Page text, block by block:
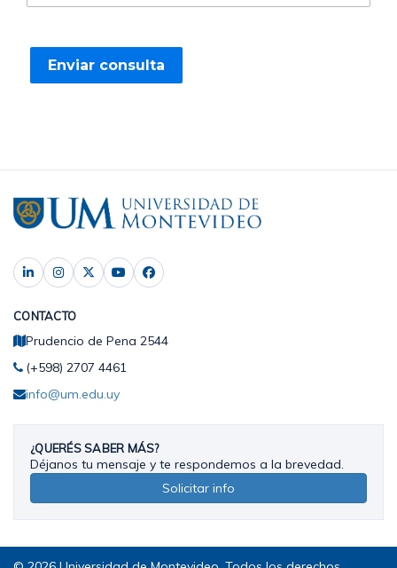
CONTACTO
Prudencio de Pena 2544
(+598) 2707 4461
info@um.edu.uy
¿QUERÉS SABER MÁS?
Déjanos tu mensaje y te respondemos a la brevedad.
Solicitar info